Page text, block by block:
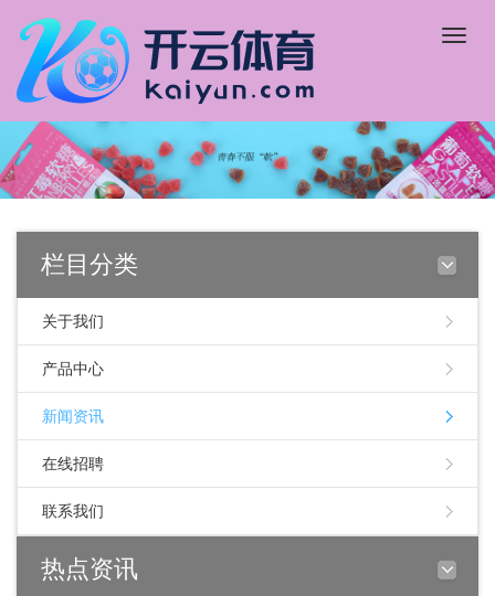
Toggle
栏目分类
关于我们
产品中心
新闻资讯
在线招聘
联系我们
热点资讯